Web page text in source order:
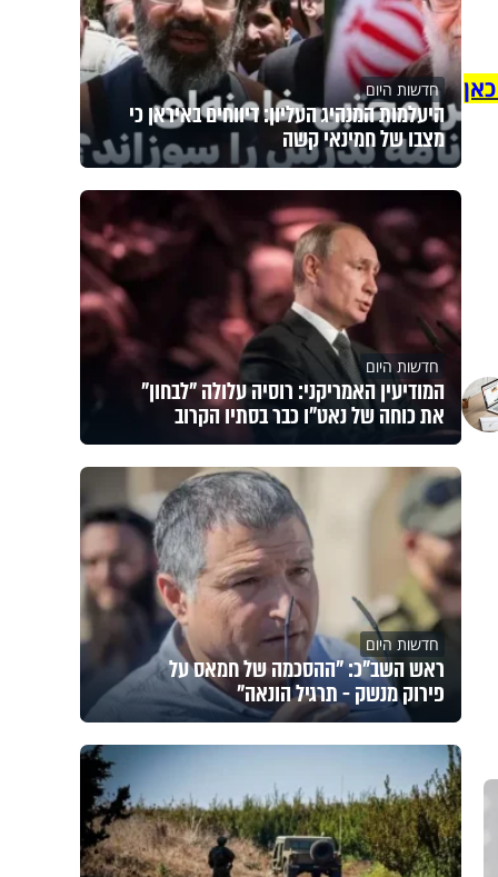
חדשות היום
היעלמות המנהיג העליון: דיווחים באיראן כי
מצבו של חמינאי קשה
חדשות היום
המודיעין האמריקני: רוסיה עלולה "לבחון"
את כוחה של נאט"ו כבר בסתיו הקרוב
חדשות היום
ראש השב"כ: "ההסכמה של חמאס על
פירוק מנשק - תרגיל הונאה"